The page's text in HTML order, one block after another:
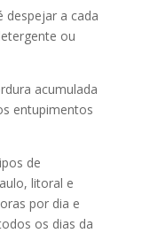
despejar a cada
ou
acumulada
entupimentos
de
litoral e
por dia e
os dias da